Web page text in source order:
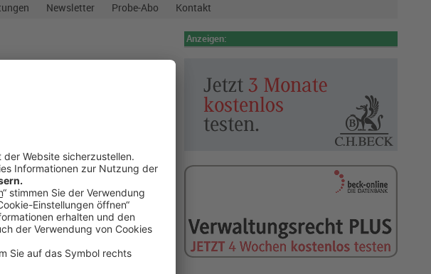
Newsletter Probe-Abo Kontakt
hat dem Tier per Hän­ge­be­
der geschützten Tiere erlegt
daraufhin eine
eines Goldschakals in
an das VG Schleswig
das VG einen Hängebeschlusses
noch nicht vorlagen. Ohne
Durch die Zwischenentscheidung
die sich im Nachhinein als
Anzeigen: